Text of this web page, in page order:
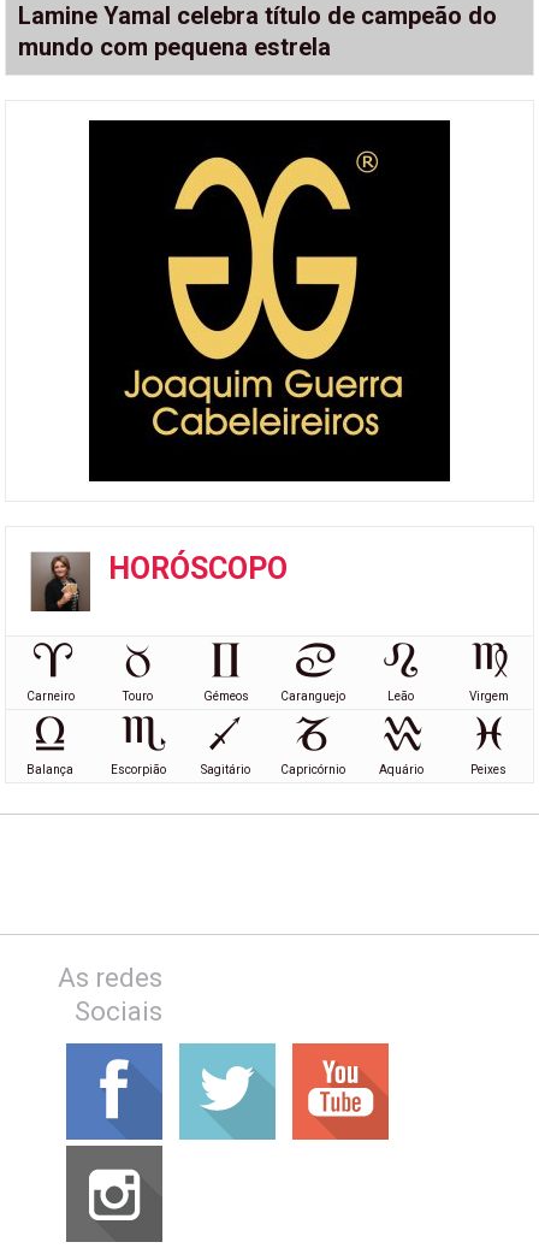
Lamine Yamal celebra título de campeão do
mundo com pequena estrela
HORÓSCOPO
Carneiro Touro Gémeos Caranguejo Leão Virgem
Balança Escorpião Sagitário Capricórnio Aquário Peixes
As redes
Sociais